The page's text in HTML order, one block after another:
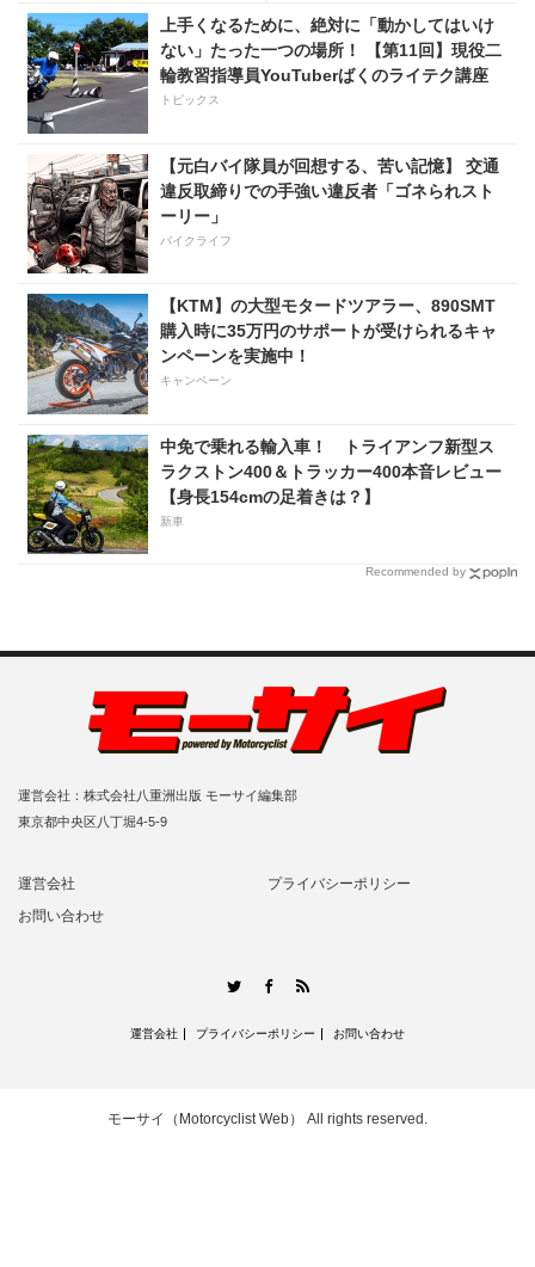
クスプローラーパークで実
施！
置きの98万100円！
上手くなるために、絶対に「動かしてはいけ
ない」たった一つの場所！ 【第11回】現役二
輪教習指導員YouTuberばくのライテク講座
トピックス
【元白バイ隊員が回想する、苦い記憶】 交通
違反取締りでの手強い違反者「ゴネられスト
ーリー」
バイクライフ
【KTM】の大型モタードツアラー、890SMT
購入時に35万円のサポートが受けられるキャ
ンペーンを実施中！
キャンペーン
中免で乗れる輸入車！ トライアンフ新型ス
ラクストン400＆トラッカー400本音レビュー
【身長154cmの足着きは？】
新車
Recommended by
運営会社：株式会社八重洲出版 モーサイ編集部
東京都中央区八丁堀4-5-9
運営会社
プライバシーポリシー
お問い合わせ
TwitterFacebook
運営会社 プライバシーポリシー お問い合わせ
モーサイ（Motorcyclist Web） All rights reserved.